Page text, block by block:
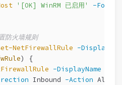
'[OK] WinRM 已启用'
-
防火墙规则
NetFirewallRule -
) {
-DisplayName
Inbound -Action Allow